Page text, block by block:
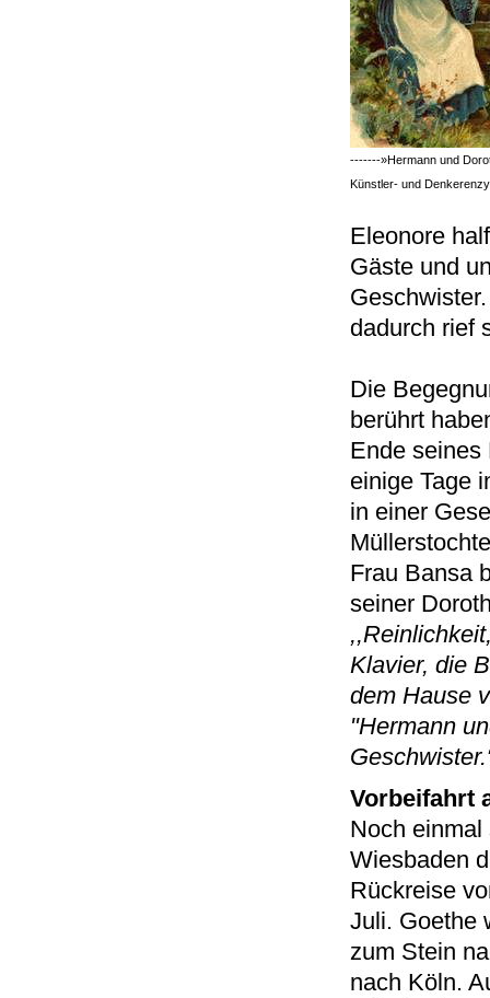
-------»Hermann und
Künstler- und
Eleonore
Gäste und
dadurch rief
Die
berührt
Ende seines
einige Tage
in einer
Frau Bansa
seiner
Klavier, die
dem Hause
"Hermann
Vorbeifahrt
Noch
Wiesbaden
Rückreise
Juli. Goethe
zum Stein
nach Köln.